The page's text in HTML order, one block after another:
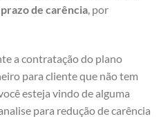
prazo de carência, por
a contratação do plano
para cliente que não tem
esteja vindo de alguma
para redução de carência